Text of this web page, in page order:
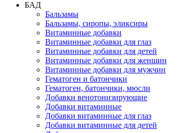
БАД
Бальзамы
Бальзамы, сиропы, эликсиры
Витаминные добавки
Витаминные добавки для глаз
Витаминные добавки для детей
Витаминные добавки для женщин
Витаминные добавки для мужчин
Гематоген и батончики
Гематоген, батончики, мюсли
Добавки венотонизирующие
Добавки витаминные
Добавки витаминные для глаз
Добавки витаминные для детей